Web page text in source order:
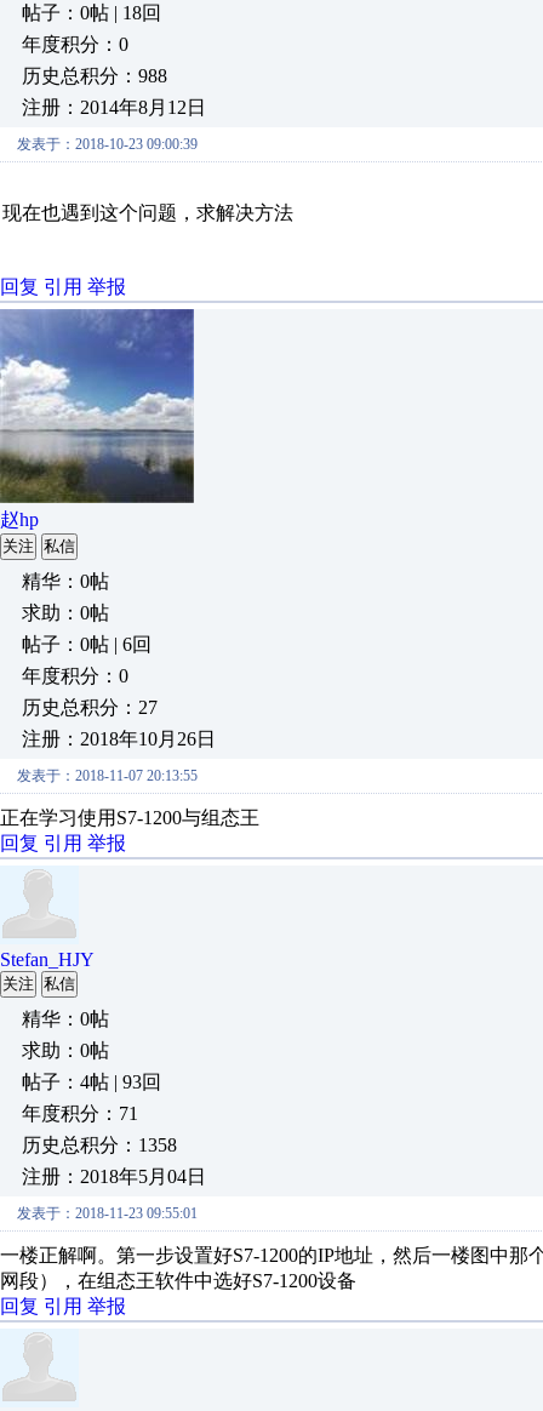
帖子：0帖 | 18回
年度积分：0
历史总积分：988
注册：2014年8月12日
发表于：2018-10-23 09:00:39
现在也遇到这个问题，求解决方法
回复 引用 举报
赵hp
关注 私信
精华：0帖
求助：0帖
帖子：0帖 | 6回
年度积分：0
历史总积分：27
注册：2018年10月26日
发表于：2018-11-07 20:13:55
正在学习使用S7-1200与组态王
回复 引用 举报
Stefan_HJY
关注 私信
精华：0帖
求助：0帖
帖子：4帖 | 93回
年度积分：71
历史总积分：1358
注册：2018年5月04日
发表于：2018-11-23 09:55:01
一楼正解啊。第一步设置好S7-1200的IP地址，然后一楼图中
网段），在组态王软件中选好S7-1200设备
回复 引用 举报